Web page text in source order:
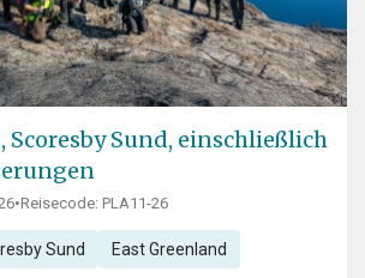
Scoresby Sund, einschließlich
•Reisecode: PLA11-26
Sund East Greenland